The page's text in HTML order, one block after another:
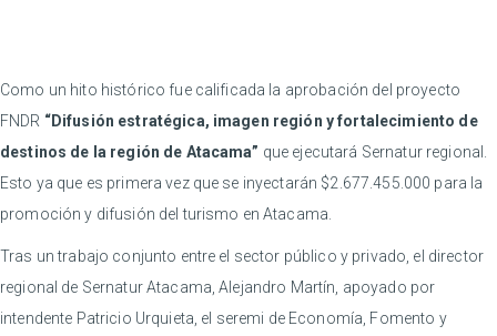
Como un hito histórico fue calificada la aprobación del proyecto
FNDR “Difusión estratégica, imagen región y fortalecimiento de
destinos de la región de Atacama” que ejecutará Sernatur regional.
Esto ya que es primera vez que se inyectarán $2.677.455.000 para la
promoción y difusión del turismo en Atacama.
Tras un trabajo conjunto entre el sector público y privado, el director
regional de Sernatur Atacama, Alejandro Martín, apoyado por
intendente Patricio Urquieta, el seremi de Economía, Fomento y